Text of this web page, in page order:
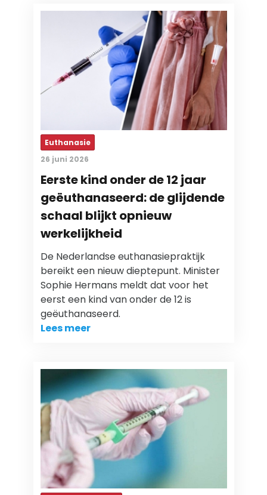
Euthanasie
26 juni 2026
Eerste kind onder de 12 jaar
geëuthanaseerd: de glijdende
schaal blijkt opnieuw
werkelijkheid
De Nederlandse euthanasiepraktijk
bereikt een nieuw dieptepunt. Minister
Sophie Hermans meldt dat voor het
eerst een kind van onder de 12 is
geëuthanaseerd.
Lees meer